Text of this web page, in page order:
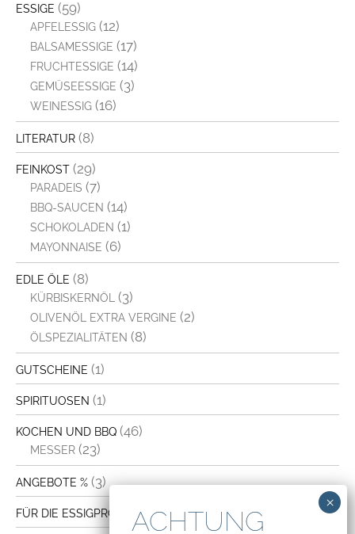
ESSIGE (59)
APFELESSIG (12)
BALSAMESSIGE (17)
FRUCHTESSIGE (14)
GEMÜSEESSIGE (3)
WEINESSIG (16)
LITERATUR (8)
FEINKOST (29)
PARADEIS (7)
BBQ-SAUCEN (14)
SCHOKOLADEN (1)
MAYONNAISE (6)
EDLE ÖLE (8)
KÜRBISKERNÖL (3)
OLIVENÖL EXTRA VERGINE (2)
ÖLSPEZIALITÄTEN (8)
GUTSCHEINE (1)
SPIRITUOSEN (1)
KOCHEN UND BBQ (46)
MESSER (23)
ANGEBOTE % (3)
FÜR DIE ESSIGPRODUKTION (4)